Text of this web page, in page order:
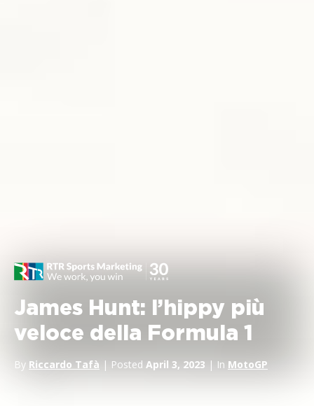
James Hunt: l’hippy più
veloce della Formula 1
By Riccardo Tafà | Posted April 3, 2023 | In MotoGP